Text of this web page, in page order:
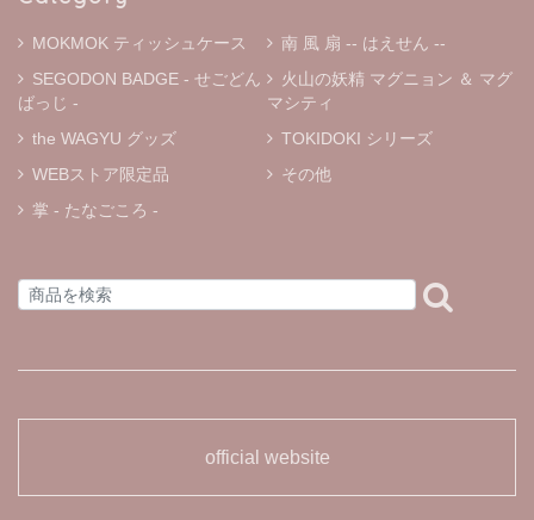
MOKMOK ティッシュケース
南 風 扇 -- はえせん --
SEGODON BADGE - せごどん
ばっじ -
火山の妖精 マグニョン ＆ マグ
マシティ
the WAGYU グッズ
TOKIDOKI シリーズ
WEBストア限定品
その他
掌 - たなごころ -
official website